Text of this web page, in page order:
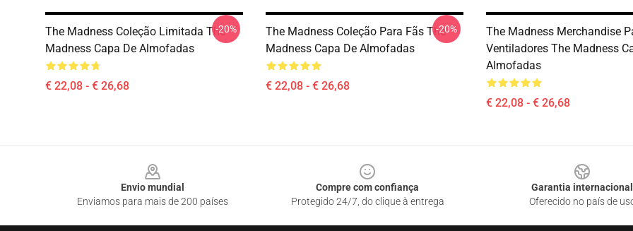
The Madness Coleção Limitada The
Madness Capa De Almofadas
€ 22,08 - € 26,68
-20%
The Madness Coleção Para Fãs The
Madness Capa De Almofadas
€ 22,08 - € 26,68
-20%
The Madness Merchandise
Ventiladores The Madness
Almofadas
€ 22,08 - € 26,68
Envio mundial
Enviamos para mais de 200 países
Compre com confiança
Protegido 24/7, do clique à entrega
Garantia internacional
Oferecido no país de